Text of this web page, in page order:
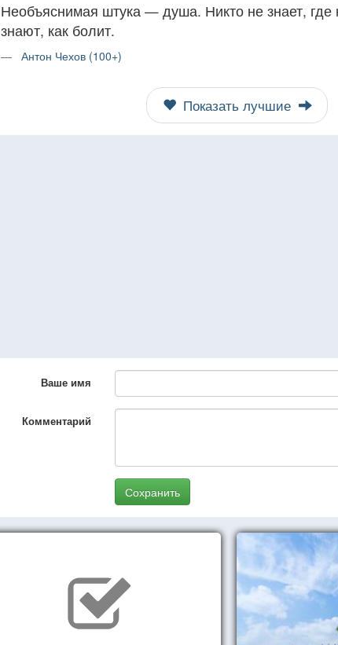
Необъяснимая штука — душа. Никто не знает, где
знают, как болит.
Антон Чехов (100+)
Показать лучшие
Ваше имя
Комментарий
Сохранить